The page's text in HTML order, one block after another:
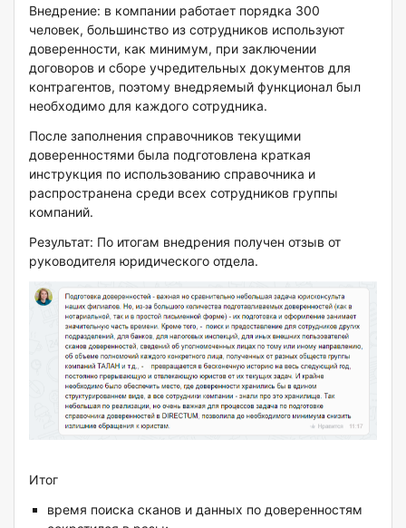
Внедрение: в компании работает порядка 300
человек, большинство из сотрудников используют
доверенности, как минимум, при заключении
договоров и сборе учредительных документов для
контрагентов, поэтому внедряемый функционал был
необходимо для каждого сотрудника.
После заполнения справочников текущими
доверенностями была подготовлена краткая
инструкция по использованию справочника и
распространена среди всех сотрудников группы
компаний.
Результат: По итогам внедрения получен отзыв от
руководителя юридического отдела.
Итог
время поиска сканов и данных по доверенностям